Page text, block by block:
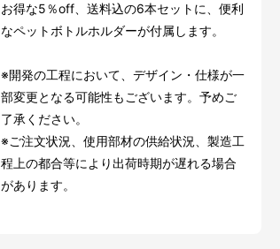
お得な5％off、送料込の6本セットに、便利
なペットボトルホルダーが付属します。
※開発の工程において、デザイン・仕様が一
部変更となる可能性もございます。予めご
了承ください。
※ご注文状況、使用部材の供給状況、製造工
程上の都合等により出荷時期が遅れる場合
があります。